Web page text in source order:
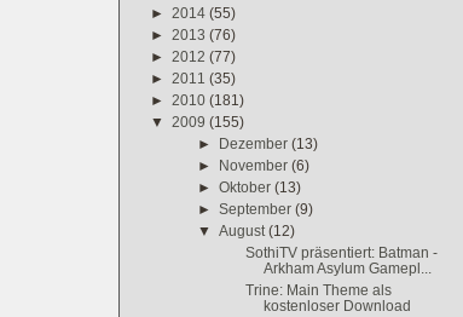
► 2014 (55)
► 2013 (76)
► 2012 (77)
► 2011 (35)
► 2010 (181)
▼ 2009 (155)
► Dezember(13)
► November(6)
►Oktober(13)
► September(9)
▼ August(12)
SothiTV präsentiert: Batman -
Arkham Asylum Gamepl...
Trine: Main Theme als
kostenloser Download